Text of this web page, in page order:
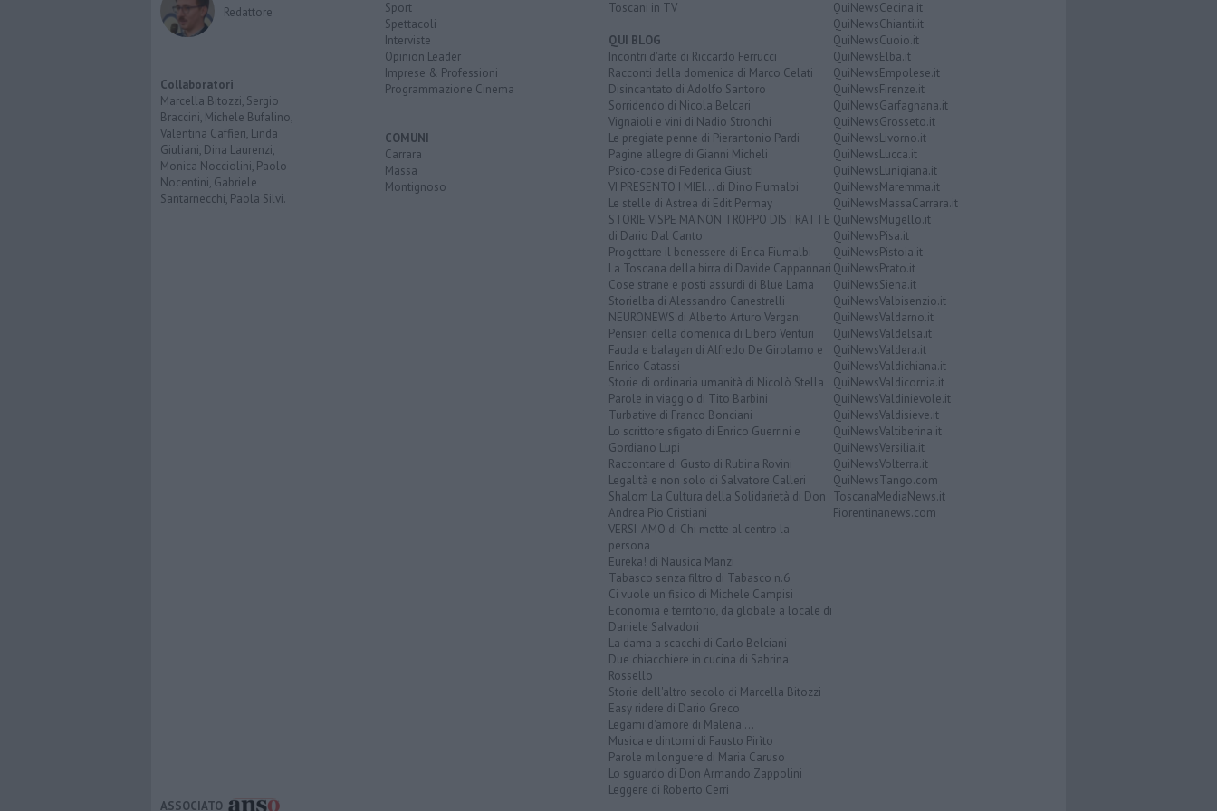
Redattore
Collaboratori
Marcella Bitozzi, Sergio
Braccini, Michele Bufalino,
Valentina Caffieri, Linda
Giuliani, Dina Laurenzi,
Monica Nocciolini, Paolo
Nocentini, Gabriele
Santarnecchi, Paola Silvi.
Sport
Spettacoli
Interviste
Opinion Leader
Imprese & Professioni
Programmazione Cinema
COMUNI
Carrara
Massa
Montignoso
Toscani in TV
QUI BLOG
Incontri d'arte di Riccardo Ferrucci
Racconti della domenica di Marco Celati
Disincantato di Adolfo Santoro
Sorridendo di Nicola Belcari
Vignaioli e vini di Nadio Stronchi
Le pregiate penne di Pierantonio Pardi
Pagine allegre di Gianni Micheli
Psico-cose di Federica Giusti
VI PRESENTO I MIEI... di Dino Fiumalbi
Le stelle di Astrea di Edit Permay
STORIE VISPE MA NON TROPPO DISTRATTE
di Dario Dal Canto
Progettare il benessere di Erica Fiumalbi
La Toscana della birra di Davide Cappannari
Cose strane e posti assurdi di Blue Lama
Storielba di Alessandro Canestrelli
NEURONEWS di Alberto Arturo Vergani
Pensieri della domenica di Libero Venturi
Fauda e balagan di Alfredo De Girolamo e
Enrico Catassi
Storie di ordinaria umanità di Nicolò Stella
Parole in viaggio di Tito Barbini
Turbative di Franco Bonciani
Lo scrittore sfigato di Enrico Guerrini e
Gordiano Lupi
Raccontare di Gusto di Rubina Rovini
Legalità e non solo di Salvatore Calleri
Shalom La Cultura della Solidarietà di Don
Andrea Pio Cristiani
VERSI-AMO di Chi mette al centro la
persona
Eureka! di Nausica Manzi
Tabasco senza filtro di Tabasco n.6
Ci vuole un fisico di Michele Campisi
Economia e territorio, da globale a locale di
Daniele Salvadori
La dama a scacchi di Carlo Belciani
Due chiacchiere in cucina di Sabrina
Rossello
Storie dell'altro secolo di Marcella Bitozzi
Easy ridere di Dario Greco
Legami d'amore di Malena ...
Musica e dintorni di Fausto Pirìto
Parole milonguere di Maria Caruso
Lo sguardo di Don Armando Zappolini
Leggere di Roberto Cerri
QuiNewsCecina.it
QuiNewsChianti.it
QuiNewsCuoio.it
QuiNewsElba.it
QuiNewsEmpolese.it
QuiNewsFirenze.it
QuiNewsGarfagnana.it
QuiNewsGrosseto.it
QuiNewsLivorno.it
QuiNewsLucca.it
QuiNewsLunigiana.it
QuiNewsMaremma.it
QuiNewsMassaCarrara.it
QuiNewsMugello.it
QuiNewsPisa.it
QuiNewsPistoia.it
QuiNewsPrato.it
QuiNewsSiena.it
QuiNewsValbisenzio.it
QuiNewsValdarno.it
QuiNewsValdelsa.it
QuiNewsValdera.it
QuiNewsValdichiana.it
QuiNewsValdicornia.it
QuiNewsValdinievole.it
QuiNewsValdisieve.it
QuiNewsValtiberina.it
QuiNewsVersilia.it
QuiNewsVolterra.it
QuiNewsTango.com
ToscanaMediaNews.it
Fiorentinanews.com
ASSOCIATO